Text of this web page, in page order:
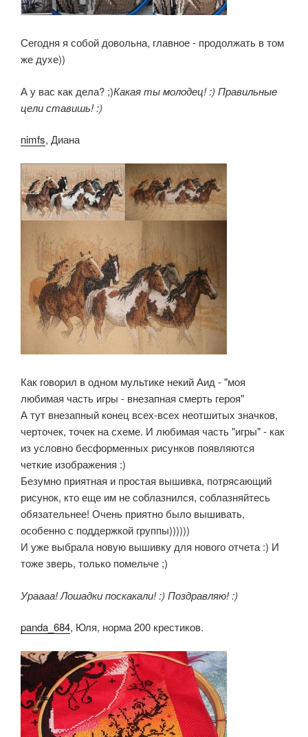
Сегодня я собой довольна, главное - продолжать в том
же духе))
А у вас как дела? ;)Какая ты молодец! :) Правильные
цели ставишь! :)
nimfs, Диана
Как говорил в одном мультике некий Аид - "моя
любимая часть игры - внезапная смерть героя"
А тут внезапный конец всех-всех неотшитых значков,
черточек, точек на схеме. И любимая часть "игры" - как
из условно бесформенных рисунков появляются
четкие изображения :)
Безумно приятная и простая вышивка, потрясающий
рисунок, кто еще им не соблазнился, соблазняйтесь
обязательнее! Очень приятно было вышивать,
особенно с поддержкой группы))))))
И уже выбрала новую вышивку для нового отчета :) И
тоже зверь, только помельче ;)
Ураааа! Лошадки поскакали! :) Поздравляю! :)
panda_684, Юля, норма 200 крестиков.